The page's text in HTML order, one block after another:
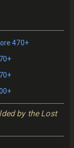
470+
by the Lost